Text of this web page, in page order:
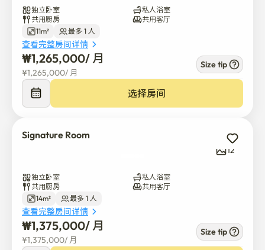
调和独立无线网络。
安全与保障——我们的首要任务
停留问候仅限女性入住。 您的安全是我们的首要任务，我
们已经实施了全面的安全系统，包括:
安全入口系统: 所有公共区域的数字门锁和闭路电视监控。
限制访问: 只有注册居民才能进入，外部访客需在东道主的
监督下进入。
应急系统:物业内安装了烟雾探测器和灭火器。
共享空间信息
停留问候为居民提供了共享空间，方便他们享受:
配备齐全的共享厨房: 配备现代电器、烹饪用具和充足的存
独立卧室
私人浴室
共用厨房
共用客厅
11m²
最多 1 人
查看完整房间详情
₩1,265,000/ 月
¥1,265,000/ 月
Size tip
选择房间
Signature Room
12
独立卧室
私人浴室
共用厨房
共用客厅
14m²
最多 1 人
查看完整房间详情
₩1,375,000/ 月
¥1,375,000/ 月
Size tip